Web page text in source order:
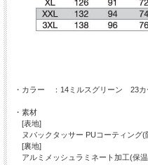
・カラー ：14ミルスグリーン 23
・素材
[表地]
ヌバックタッサー PUコーティング(
[裏地]
アルミメッシュラミネート加工(保